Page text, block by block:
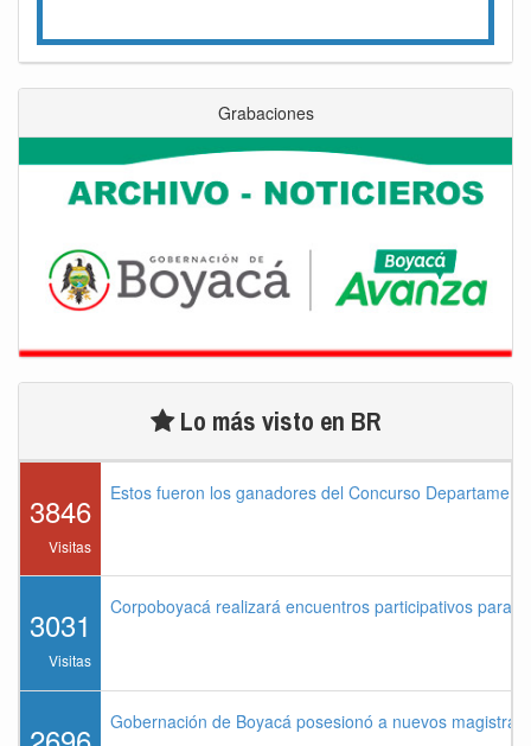
Grabaciones
Lo más visto en BR
3846
Visitas
Estos fueron los ganadores del Concurso
3031
Visitas
Corpoboyacá realizará encuentros participativos para
Gobernación de Boyacá posesionó a nuevos